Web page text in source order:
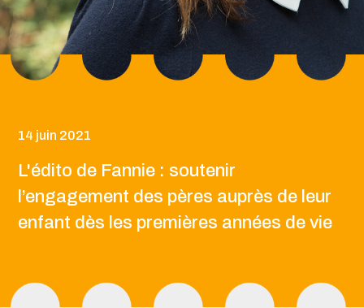
14 juin 2021
L'édito de Fannie : soutenir
l’engagement des pères auprès de leur
enfant dès les premières années de vie